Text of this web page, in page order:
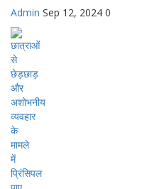
Admin Sep 12, 2024 0